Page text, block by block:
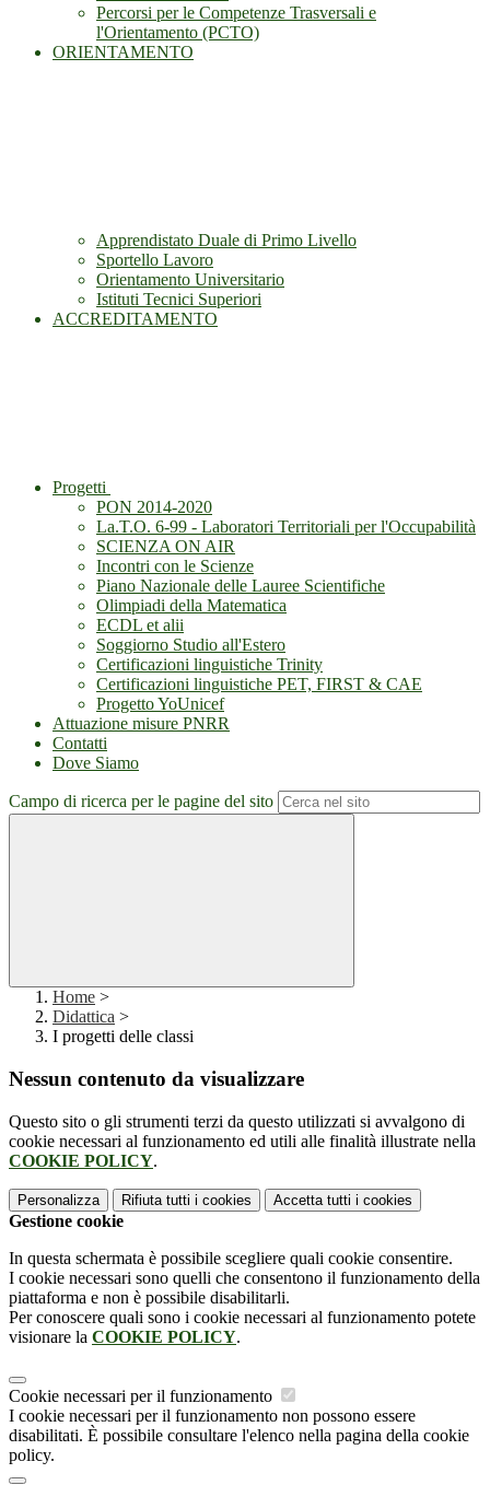
Percorsi per le Competenze Trasversali e
l'Orientamento (PCTO)
ORIENTAMENTO
Apprendistato Duale di Primo Livello
Sportello Lavoro
Orientamento Universitario
Istituti Tecnici Superiori
ACCREDITAMENTO
Progetti
PON 2014-2020
La.T.O. 6-99 - Laboratori Territoriali per l'Occupabilità
SCIENZA ON AIR
Incontri con le Scienze
Piano Nazionale delle Lauree Scientifiche
Olimpiadi della Matematica
ECDL et alii
Soggiorno Studio all'Estero
Certificazioni linguistiche Trinity
Certificazioni linguistiche PET, FIRST & CAE
Progetto YoUnicef
Attuazione misure PNRR
Contatti
Dove Siamo
Campo di ricerca per le pagine del sito
Home >
Didattica >
I progetti delle classi
Nessun contenuto da visualizzare
Questo sito o gli strumenti terzi da questo utilizzati si avvalgono di
cookie necessari al funzionamento ed utili alle finalità illustrate nella
COOKIE POLICY.
Personalizza Rifiuta tutti i cookies Accetta tutti i cookies
Gestione cookie
In questa schermata è possibile scegliere quali cookie consentire.
I cookie necessari sono quelli che consentono il funzionamento della
piattaforma e non è possibile disabilitarli.
Per conoscere quali sono i cookie necessari al funzionamento potete
visionare la COOKIE POLICY.
Cookie necessari per il funzionamento
I cookie necessari per il funzionamento non possono essere
disabilitati. È possibile consultare l'elenco nella pagina della cookie
policy.